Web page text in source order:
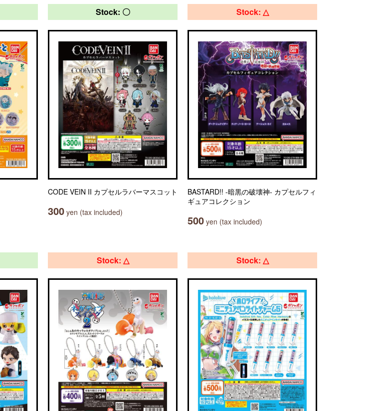
Stock: 〇
CODE VEIN II カプセルラバーマスコット
300 yen (tax included)
Stock: △
BASTARD!! -暗黒の破壊神- カプセルフィ
ギュアコレクション
500 yen (tax included)
Stock: △ Stock: △